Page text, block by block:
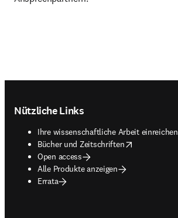
Nützliche Links
Ihre wissenschaftliche Arbeit einreichen
Bücher und Zeitschriften
opens in new tab/window
Open access
Alle Produkte anzeigen
Errata